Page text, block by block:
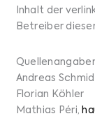
Inhalt der
Betreiber
Andreas
Florian Köhler
Mathias Péri,